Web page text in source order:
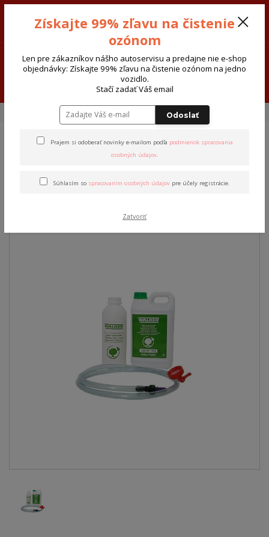
0915 377 999 Po-Pia-8:00-17:30 So:8:00-12:00
€ 0,00
FAP Filter-katalyzátory Aditiv FAP filter WALKER EOLYS 176-3L
Aditiv FAP filter WALKER
EOLYS 176-3L
Získajte 99% zľavu na čistenie
ozónom
Len pre zákazníkov nášho autoservisu a predajne nie e-shop
objednávky: Získajte 99% zľavu na čistenie ozónom na jedno
vozidlo.
Stačí zadať Váš email
Odoslať
Prajem si odoberať novinky e-mailom podľa podmienok spracovania
osobných údajov.
Súhlasím so spracovaním osobných údajovpre účely registrácie.
Zatvoriť